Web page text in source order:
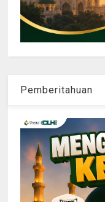
Pemberitahuan